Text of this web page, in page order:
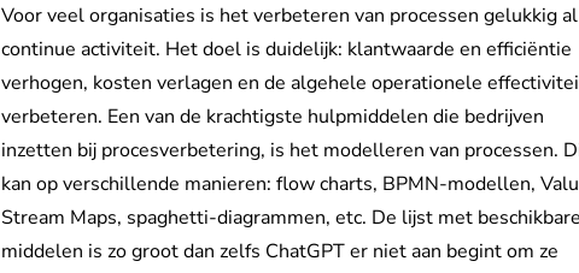
Voor veel organisaties is het verbeteren van processen gelukkig
continue activiteit. Het doel is duidelijk: klantwaarde en efficiëntie
verhogen, kosten verlagen en de algehele operationele
verbeteren. Een van de krachtigste hulpmiddelen die bedrijven
inzetten bij procesverbetering, is het modelleren van processen.
kan op verschillende manieren: flow charts, BPMN-modellen,
Stream Maps, spaghetti-diagrammen, etc. De lijst met beschikbare
middelen is zo groot dan zelfs ChatGPT er niet aan begint om ze